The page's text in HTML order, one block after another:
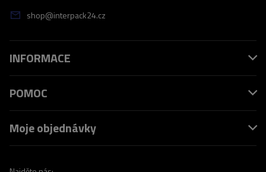
shop@interpack24.cz
INFORMACE
POMOC
Moje objednávky